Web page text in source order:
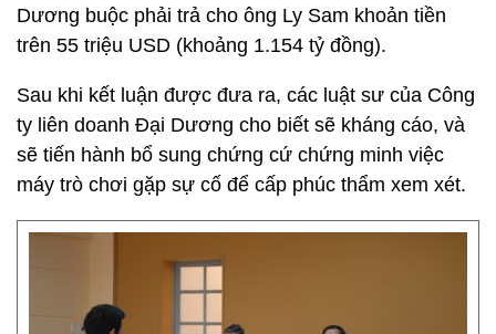
Dương buộc phải trả cho ông Ly Sam khoản tiền
trên 55 triệu USD (khoảng 1.154 tỷ đồng).
Sau khi kết luận được đưa ra, các luật sư của Công
ty liên doanh Đại Dương cho biết sẽ kháng cáo, và
sẽ tiến hành bổ sung chứng cứ chứng minh việc
máy trò chơi gặp sự cố để cấp phúc thẩm xem xét.